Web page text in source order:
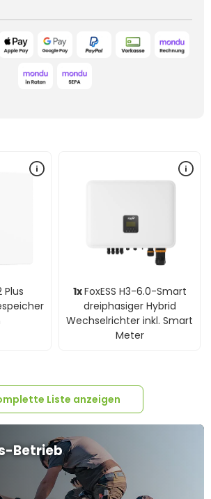
Plus
1xFoxESS H3-6.0-Smart
dreiphasiger Hybrid
Wechselrichter inkl. Smart
Meter
Vertex
32xEdelstahl 1.4016
Liste anzeigen
Betrieb